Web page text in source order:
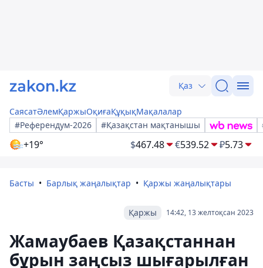
Қаз
СаясатӘлемҚаржыОқиғаҚұқықМақалалар
#Референдум-2026
#Қазақстан мақтанышы
+19° $467.48 €539.52 ₽5.73
Басты Барлық жаңалықтар Қаржы жаңалықтары
14:42, 13 желтоқсан 2023
Қаржы
Жамаубаев Қазақстаннан
бұрын заңсыз шығарылған